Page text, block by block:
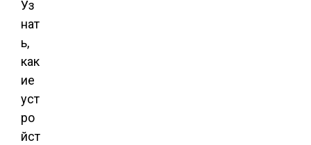
Уз
нат
ь,
как
ие
уст
ро
йст